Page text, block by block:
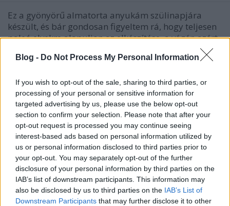
Blog - Do Not Process My Personal Information
If you wish to opt-out of the sale, sharing to third parties, or
processing of your personal or sensitive information for
targeted advertising by us, please use the below opt-out
section to confirm your selection. Please note that after your
opt-out request is processed you may continue seeing
interest-based ads based on personal information utilized by
us or personal information disclosed to third parties prior to
your opt-out. You may separately opt-out of the further
disclosure of your personal information by third parties on the
IAB’s list of downstream participants. This information may
also be disclosed by us to third parties on the IAB’s List of
Downstream Participants that may further disclose it to other
Ez a gyönyörű almatorta anyukám szülinapjára
készült, és bár gondosan figyeltem rá, hogy teljesen
paleó elvekre alapuljon az elkészítése, a végén azért
mégiscsak kellett csalnom egy-két dologban. Aki
évek óta tejszínnel, liszttel, cukorral és keményítővel
Mandulatej
bebicsirke •2013. június 02.
Anyukám kb. egy éve úgy döntött, hogy paleós lesz.
Szerencsére nem azért, mert egészségügyi gondjai
lettek volna, inkább azért, hogy megelőzze azokat, és
tudatosabban éljen. A paleózás szerinte nem diéta,
és nem is életmód, egyszerűen odafigyelés a
szervezetünkre, hogy azt…